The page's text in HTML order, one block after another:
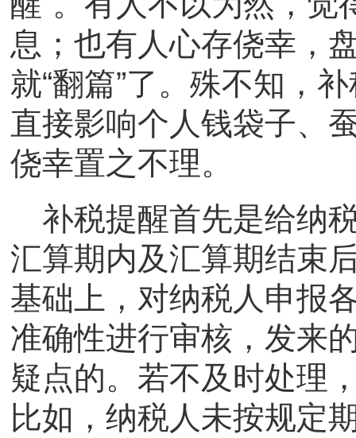
息；也有人心存侥幸，
就“翻篇”了。殊不知，
直接影响个人钱袋子、
侥幸置之不理。
补税提醒首先是给纳
汇算期内及汇算期结束
基础上，对纳税人申报
准确性进行审核，发来
疑点的。若不及时处理
比如，纳税人未按规定